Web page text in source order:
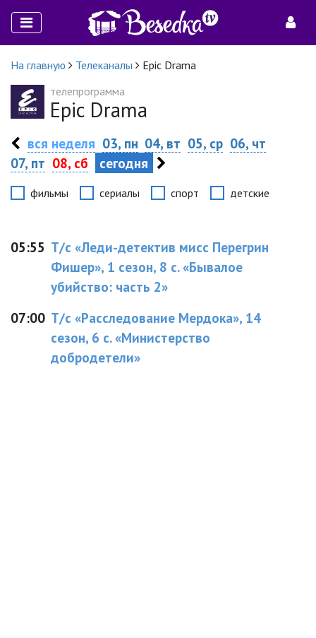
На главную Телеканалы
Epic Drama
телепрограмма
Epic Drama
вся неделя 03, пн 04, вт 05, ср 06, чт
07, пт 08, сб сегодня
фильмы сериалы спорт детские
05:55 Т/с «Леди-детектив мисс Перегрин
Фишер», 1 сезон, 8 с. «Бывалое
убийство: часть 2»
07:00 Т/с «Расследование Мердока», 14
сезон, 6 с. «Министерство
добродетели»